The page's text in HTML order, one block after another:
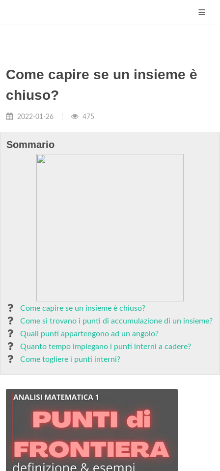
Come capire se un insieme è
chiuso?
2022-01-26 475
Sommario
Come capire se un insieme è chiuso?
Come si trovano i punti di accumulazione di un insieme?
Quali punti appartengono ad un angolo?
Quanto tempo impiegano i punti interni a cadere?
Come togliere i punti interni?